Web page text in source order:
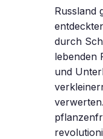
Russland
durch
lebenden
und